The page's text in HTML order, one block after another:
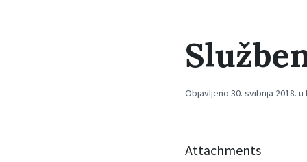
Objavljeno 30. svibnja 2018.
Attachments